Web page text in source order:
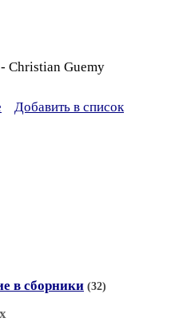
Christian Guemy
Добавить в список
в сборники (32)